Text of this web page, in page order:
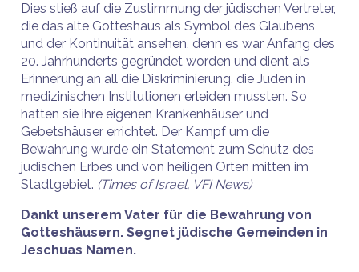
Dies stieß auf die Zustimmung der jüdischen Vertreter,
die das alte Gotteshaus als Symbol des Glaubens
und der Kontinuität ansehen, denn es war Anfang des
20. Jahrhunderts gegründet worden und dient als
Erinnerung an all die Diskriminierung, die Juden in
medizinischen Institutionen erleiden mussten. So
hatten sie ihre eigenen Krankenhäuser und
Gebetshäuser errichtet. Der Kampf um die
Bewahrung wurde ein Statement zum Schutz des
jüdischen Erbes und von heiligen Orten mitten im
Stadtgebiet. (Times of Israel, VFI News)
Dankt unserem Vater für die Bewahrung von
Gotteshäusern. Segnet jüdische Gemeinden in
Jeschuas Namen.